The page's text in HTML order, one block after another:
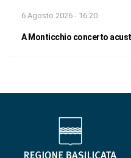
6 Agosto 2026 - 16:20
A Monticchio concerto